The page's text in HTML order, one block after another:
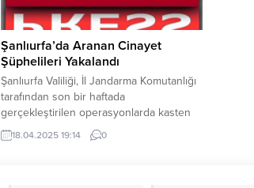
Şanlıurfa’da Aranan Cinayet
Şüphelileri Yakalandı
Şanlıurfa Valiliği, İl Jandarma Komutanlığı
tarafından son bir haftada
gerçekleştirilen operasyonlarda kasten
öldürme suçundan aranan 5 kişinin
yakalandığını duyurdu. Valilik
18.04.2025 19:14 0